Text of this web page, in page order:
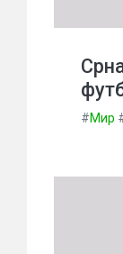
#Мир